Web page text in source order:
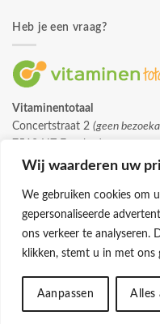
Wij waarderen uw
We gebruiken cookies om
gepersonaliseerde
ons verkeer te analyseren.
klikken, stemt u in met ons
Aanpassen Alles
Heb je een vraag?
Vitaminentotaal
Concertstraat 2 (geen
info@vitaminentotaal.nl
© 2026